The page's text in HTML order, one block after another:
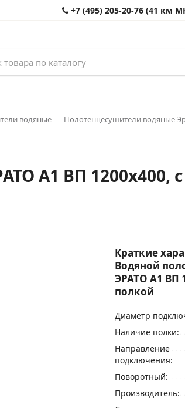
+7 (495) 205-20-76 (41 км
водяные Полотенцесушители водяные
А1 ВП 1200x400,
Краткие
Водяной
ЭРАТО А1 ВП
полкой
Диаметр
Наличие полки:
Направление
подключения:
Поворотный:
Производитель: